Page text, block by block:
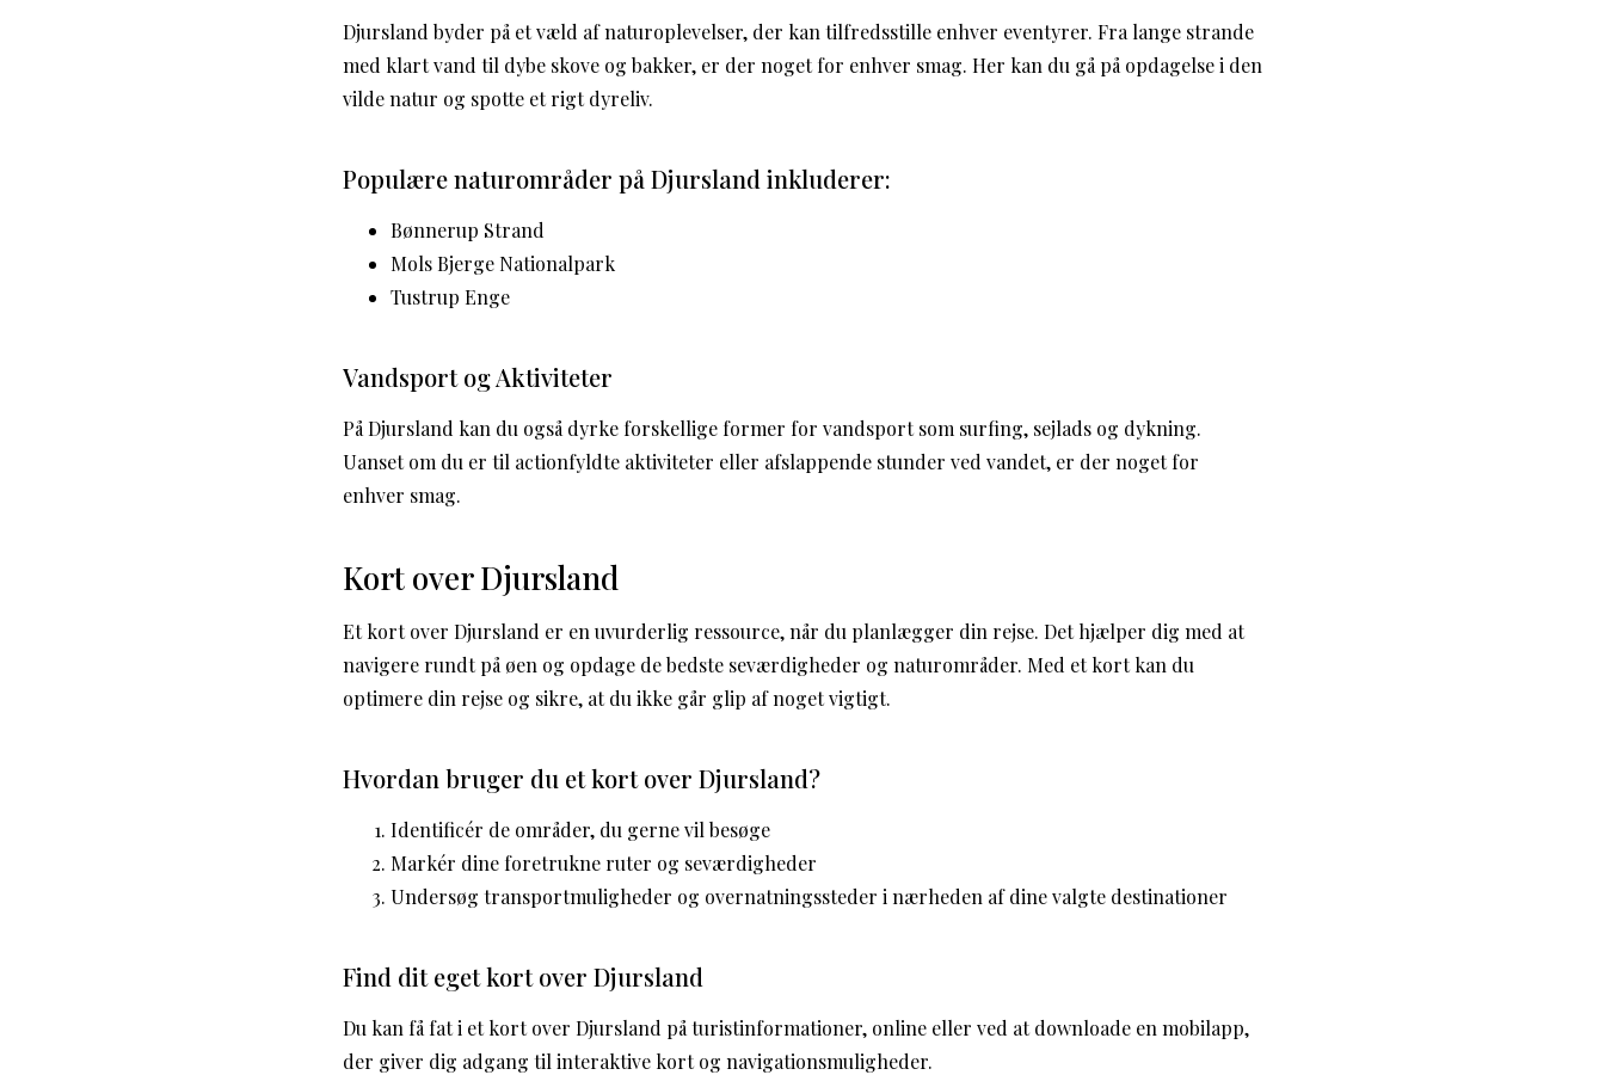
Djursland byder på et væld af naturoplevelser, der kan tilfredsstille enhver eventyrer. Fra lange strande
med klart vand til dybe skove og bakker, er der noget for enhver smag. Her kan du gå på opdagelse i den
vilde natur og spotte et rigt dyreliv.
Populære naturområder på Djursland inkluderer:
Bønnerup Strand
Mols Bjerge Nationalpark
Tustrup Enge
Vandsport og Aktiviteter
På Djursland kan du også dyrke forskellige former for vandsport som surfing, sejlads og dykning.
Uanset om du er til actionfyldte aktiviteter eller afslappende stunder ved vandet, er der noget for
enhver smag.
Kort over Djursland
Et kort over Djursland er en uvurderlig ressource, når du planlægger din rejse. Det hjælper dig med at
navigere rundt på øen og opdage de bedste seværdigheder og naturområder. Med et kort kan du
optimere din rejse og sikre, at du ikke går glip af noget vigtigt.
Hvordan bruger du et kort over Djursland?
Identificér de områder, du gerne vil besøge
Markér dine foretrukne ruter og seværdigheder
Undersøg transportmuligheder og overnatningssteder i nærheden af dine valgte destinationer
Find dit eget kort over Djursland
Du kan få fat i et kort over Djursland på turistinformationer, online eller ved at downloade en mobilapp,
der giver dig adgang til interaktive kort og navigationsmuligheder.